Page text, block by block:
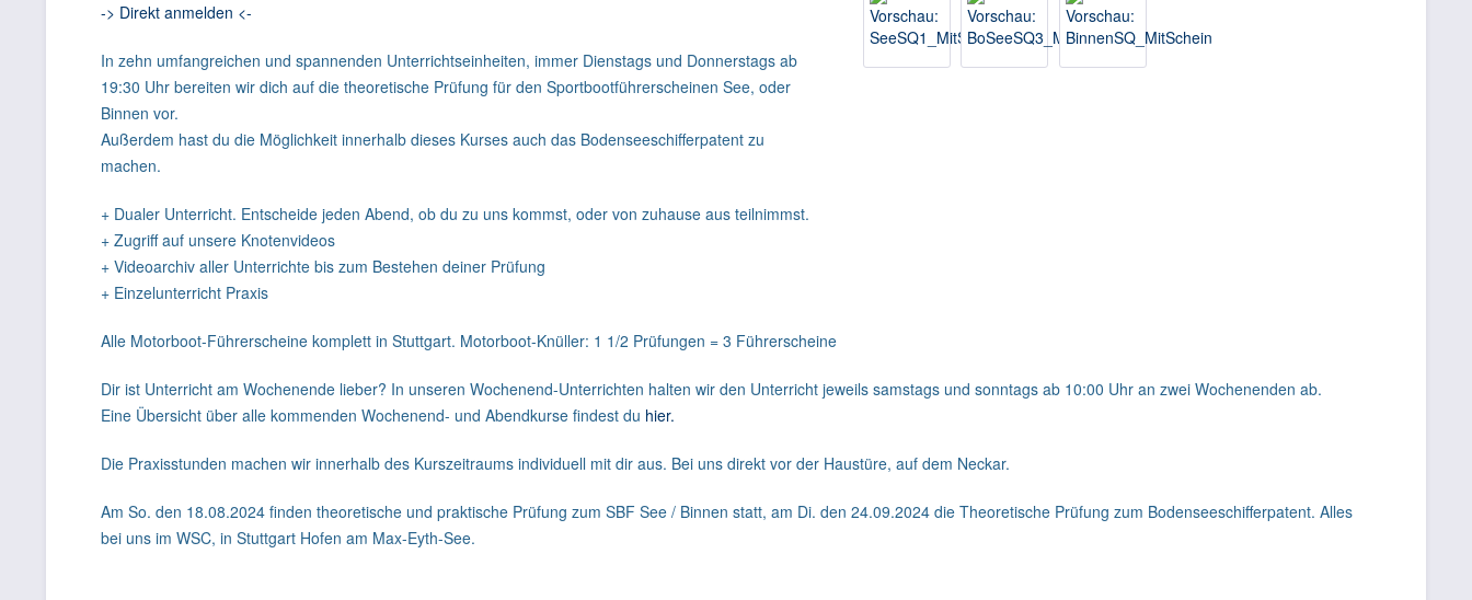
-> Direkt anmelden <-
In zehn umfangreichen und spannenden Unterrichtseinheiten, immer Dienstags und Donnerstags ab
19:30 Uhr bereiten wir dich auf die theoretische Prüfung für den Sportbootführerscheinen See, oder
Binnen vor.
Außerdem hast du die Möglichkeit innerhalb dieses Kurses auch das Bodenseeschifferpatent zu
machen.
+ Dualer Unterricht. Entscheide jeden Abend, ob du zu uns kommst, oder von zuhause aus teilnimmst.
+ Zugriff auf unsere Knotenvideos
+ Videoarchiv aller Unterrichte bis zum Bestehen deiner Prüfung
+ Einzelunterricht Praxis
Alle Motorboot-Führerscheine komplett in Stuttgart. Motorboot-Knüller: 1 1/2 Prüfungen = 3 Führerscheine
Dir ist Unterricht am Wochenende lieber? In unseren Wochenend-Unterrichten halten wir den Unterricht jeweils samstags und sonntags ab 10:00 Uhr an zwei Wochenenden ab.
Eine Übersicht über alle kommenden Wochenend- und Abendkurse findest du hier.
Die Praxisstunden machen wir innerhalb des Kurszeitraums individuell mit dir aus. Bei uns direkt vor der Haustüre, auf dem Neckar.
Am So. den 18.08.2024 finden theoretische und praktische Prüfung zum SBF See / Binnen statt, am Di. den 24.09.2024 die Theoretische Prüfung zum Bodenseeschifferpatent. Alles
bei uns im WSC, in Stuttgart Hofen am Max-Eyth-See.